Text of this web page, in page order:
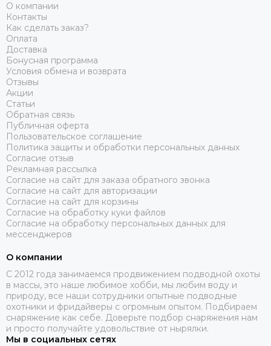
О компании
Контакты
Как сделать заказ?
Оплата
Доставка
Бонусная программа
Условия обмена и возврата
Отзывы
Акции
Статьи
Обратная связь
Публичная оферта
Пользовательское соглашение
Политика защиты и обработки персональных данных
Согласие отзыв
Рекламная рассылка
Согласие на сайт для заказа обратного звонка
Согласие на сайт для авторизации
Согласие на сайт для корзины
Согласие на обработку куки файлов
Согласие на обработку персональных данных для
мессенджеров
О компании
C 2012 года занимаемся продвижением подводной охоты
в массы, это наше любимое хобби, мы любим воду и
природу, все наши сотрудники опытные подводные
охотники и фридайверы с огромным опытом. Подбираем
снаряжение как себе. Доверьте подбор снаряжения нам
и просто получайте удовольствие от нырялки.
Мы в социальных сетях